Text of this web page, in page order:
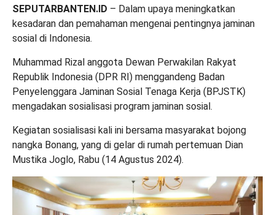
SEPUTARBANTEN.ID – Dalam upaya meningkatkan
kesadaran dan pemahaman mengenai pentingnya jaminan
sosial di Indonesia.
Muhammad Rizal anggota Dewan Perwakilan Rakyat
Republik Indonesia (DPR RI) menggandeng Badan
Penyelenggara Jaminan Sosial Tenaga Kerja (BPJSTK)
mengadakan sosialisasi program jaminan sosial.
Kegiatan sosialisasi kali ini bersama masyarakat bojong
nangka Bonang, yang di gelar di rumah pertemuan Dian
Mustika Joglo, Rabu (14 Agustus 2024).